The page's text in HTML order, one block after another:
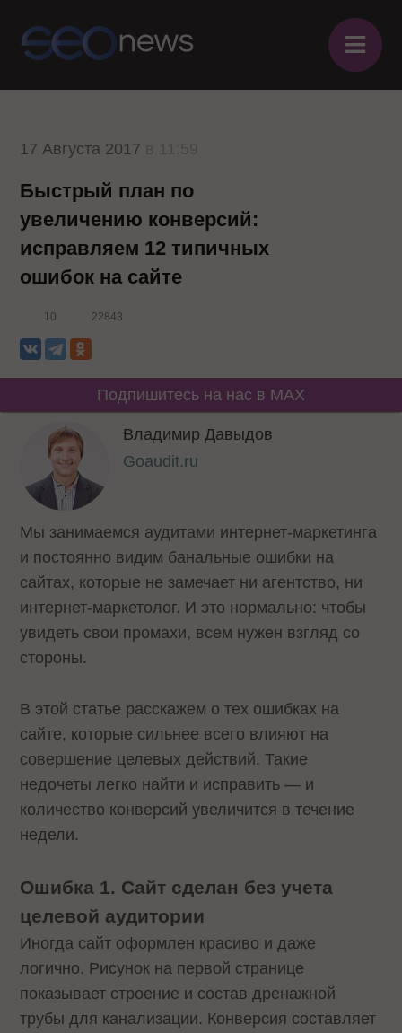
≡
17 Августа 2017
Быстрый план по
увеличению конверсий:
исправляем 12 типичных
ошибок на сайте
10 22843
Подпишитесь на нас в MAX
Владимир Давыдов
Goaudit.ru
Мы занимаемся аудитами интернет-маркетинга
и постоянно видим банальные ошибки на
сайтах, которые не замечает ни агентство, ни
интернет-маркетолог. И это нормально: чтобы
увидеть свои промахи, всем нужен взгляд со
стороны.
В этой статье расскажем о тех ошибках на
сайте, которые сильнее всего влияют на
совершение целевых действий. Такие
недочеты легко найти и исправить — и
количество конверсий увеличится в течение
недели.
Ошибка 1. Сайт сделан без учета
целевой аудитории
Иногда сайт оформлен красиво и даже
логично. Рисунок на первой странице
показывает строение и состав дренажной
трубы для канализации. Конверсия составляет